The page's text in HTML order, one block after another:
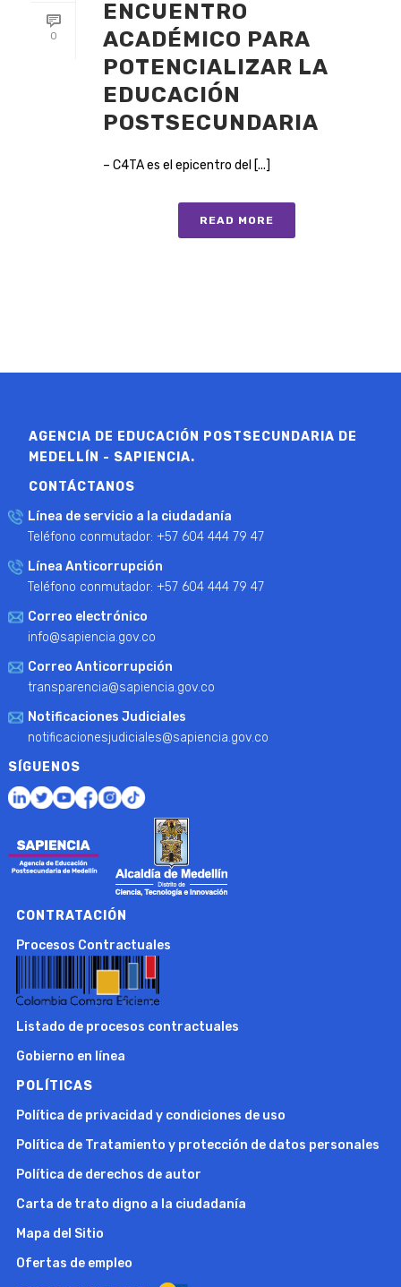
0
ENCUENTRO
ACADÉMICO PARA
POTENCIALIZAR LA
EDUCACIÓN
POSTSECUNDARIA
– C4TA es el epicentro del [...]
READ MORE
AGENCIA DE EDUCACIÓN POSTSECUNDARIA DE
MEDELLÍN - SAPIENCIA.
CONTÁCTANOS
Línea de servicio a la ciudadanía
Teléfono conmutador: +57 604 444 79 47
Línea Anticorrupción
Teléfono conmutador: +57 604 444 79 47
Correo electrónico
info@sapiencia.gov.co
Correo Anticorrupción
transparencia@sapiencia.gov.co
Notificaciones Judiciales
notificacionesjudiciales@sapiencia.gov.co
SÍGUENOS
CONTRATACIÓN
Procesos Contractuales
Listado de procesos contractuales
Gobierno en línea
POLÍTICAS
Política de privacidad y condiciones de uso
Política de Tratamiento y protección de datos personales
Política de derechos de autor
Carta de trato digno a la ciudadanía
Mapa del Sitio
Ofertas de empleo